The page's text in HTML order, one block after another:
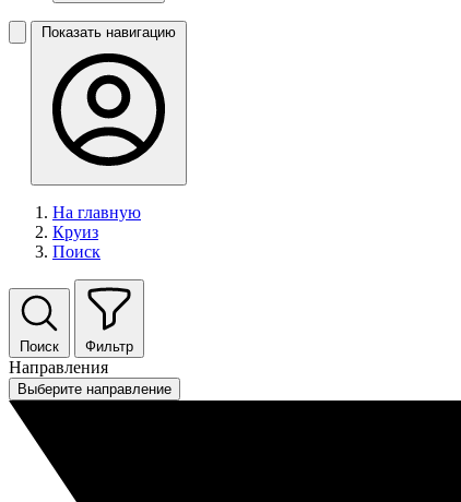
Показать навигацию
На главную
Круиз
Поиск
Поиск Фильтр
Направления
Выберите направление